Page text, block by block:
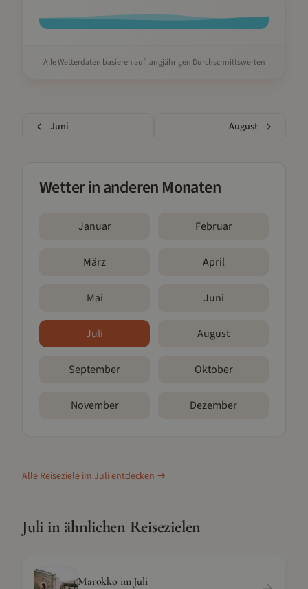
Alle Wetterdaten basieren auf langjährigen Durchschnittswerten
Juni August
Wetter in anderen Monaten
Januar Februar
März April
Mai Juni
Juli August
September Oktober
November Dezember
Alle Reiseziele im Julientdecken →
Juli in ähnlichen Reisezielen
Marokko im Juli